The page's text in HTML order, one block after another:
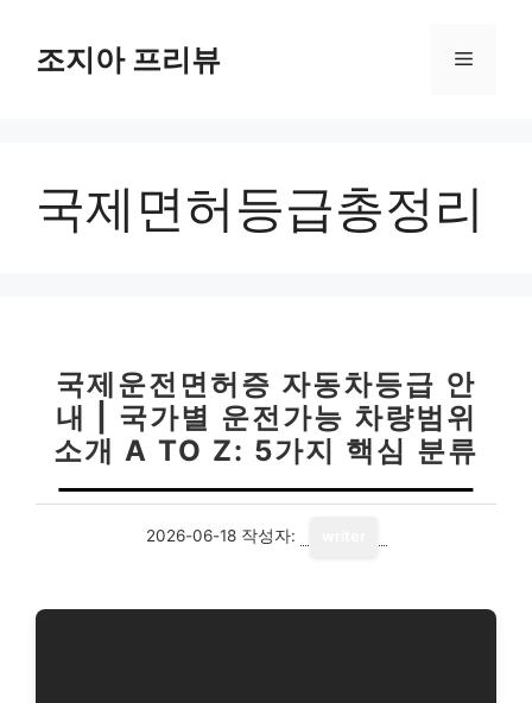
조지아 프리뷰 메
국제면허등급총정리
국제운전면허증 자동차등급 안
내 | 국가별 운전가능 차량범위
소개 A TO Z: 5가지 핵심 분류
2026-06-18 작성자: